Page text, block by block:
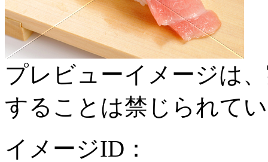
プレビューイメージは
することは禁じられて
イメージID：